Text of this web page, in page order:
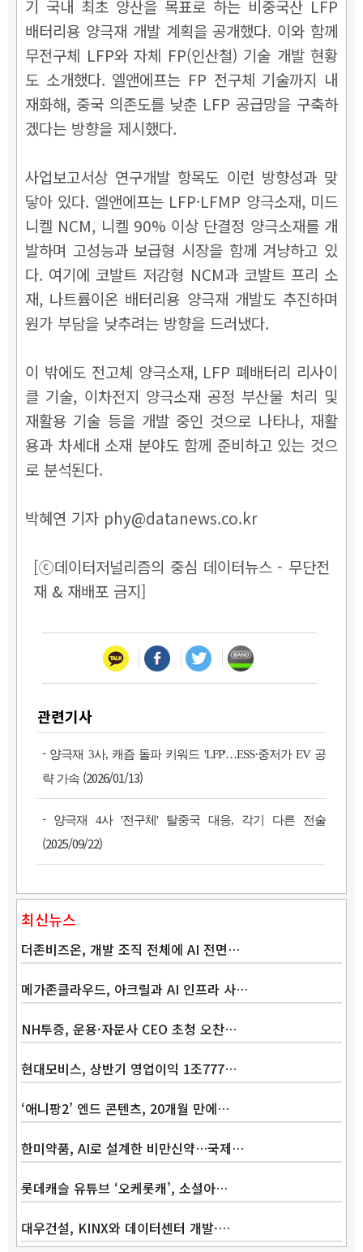
기 국내 최초 양산을 목표로 하는 비중국산 LFP
배터리용 양극재 개발 계획을 공개했다. 이와 함께
무전구체 LFP와 자체 FP(인산철) 기술 개발 현황
도 소개했다. 엘앤에프는 FP 전구체 기술까지 내
재화해, 중국 의존도를 낮춘 LFP 공급망을 구축하
겠다는 방향을 제시했다.
사업보고서상 연구개발 항목도 이런 방향성과 맞
닿아 있다. 엘앤에프는 LFP·LFMP 양극소재, 미드
니켈 NCM, 니켈 90% 이상 단결정 양극소재를 개
발하며 고성능과 보급형 시장을 함께 겨냥하고 있
다. 여기에 코발트 저감형 NCM과 코발트 프리 소
재, 나트륨이온 배터리용 양극재 개발도 추진하며
원가 부담을 낮추려는 방향을 드러냈다.
이 밖에도 전고체 양극소재, LFP 폐배터리 리사이
클 기술, 이차전지 양극소재 공정 부산물 처리 및
재활용 기술 등을 개발 중인 것으로 나타나, 재활
용과 차세대 소재 분야도 함께 준비하고 있는 것으
로 분석된다.
박혜연 기자 phy@datanews.co.kr
[ⓒ데이터저널리즘의 중심 데이터뉴스 - 무단전
재 & 재배포 금지]
관련기사
- 양극재 3사, 캐즘 돌파 키워드 'LFP'…ESS·중저가 EV 공
략 가속 (2026/01/13)
- 양극재 4사 '전구체' 탈중국 대응, 각기 다른 전술
(2025/09/22)
최신뉴스
더존비즈온, 개발 조직 전체에 AI 전면…
메가존클라우드, 아크릴과 AI 인프라 사…
NH투증, 운용·자문사 CEO 초청 오찬…
현대모비스, 상반기 영업이익 1조777…
‘애니팡2’ 엔드 콘텐츠, 20개월 만에…
한미약품, AI로 설계한 비만신약…국제…
롯데캐슬 유튜브 ‘오케롯캐’, 소셜아…
대우건설, KINX와 데이터센터 개발·…